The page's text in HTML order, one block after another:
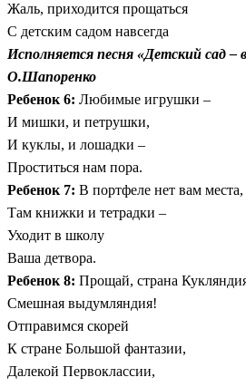
Жаль, приходится прощаться
С детским садом навсегда
Исполняется песня «Детский сад –
О.Шапоренко
Ребенок 6: Любимые игрушки –
И мишки, и петрушки,
И куклы, и лошадки –
Проститься нам пора.
Ребенок 7: В портфеле нет вам места,
Там книжки и тетрадки –
Уходит в школу
Ваша детвора.
Ребенок 8: Прощай, страна
Смешная выдумляндия!
Отправимся скорей
К стране Большой фантазии,
Далекой Первоклассии,